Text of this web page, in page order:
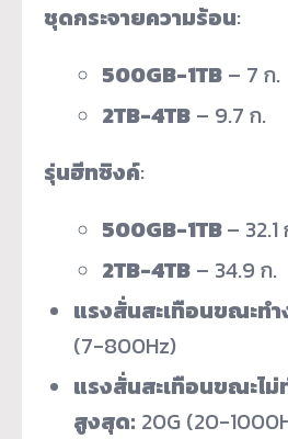
ชุดกระจายความร้อน:
500GB-1TB – 7 ก.
2TB-4TB – 9.7 ก.
รุ่นฮีทซิงค์:
500GB-1TB– 32.1
2TB-4TB – 34.9 ก.
แรงสั่นสะเทือนขณะท
(7-800Hz)
แรงสั่นสะเทือนขณะไม่
สูงสุด: 20G (20-